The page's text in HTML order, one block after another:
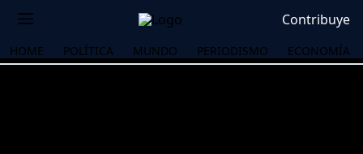
Contribuye
HOME POLÍTICA MUNDO PERIODISMO ECONOMÍA